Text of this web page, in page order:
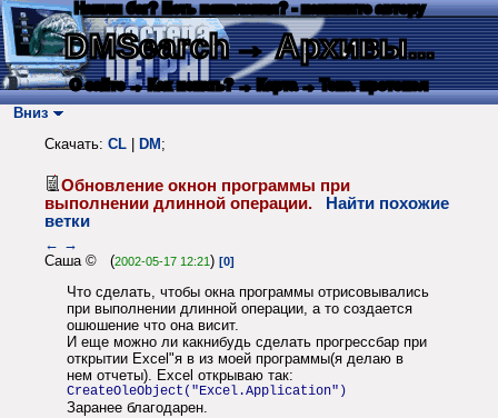
Нашли баг? Есть пожелания? - напишите автору
DMSearch→ Архивы...
О сайте → Как искать? → Карта → Текс. протокол
Вниз
Скачать: CL DM ;
Обновление окнон программы при
выполнении длинной операции.
Найти похожие
ветки
← →
Саша © (2002-05-17 12:21) [0]
Что сделать, чтобы окна программы отрисовывались
при выполнении длинной операции, а то создается
ошюшение что она висит.
И еще можно ли какнибудь сделать прогрессбар при
открытии Excel"я в из моей программы(я делаю в
нем отчеты). Excel открываю так:
CreateOleObject("Excel.Application")
Заранее благодарен.